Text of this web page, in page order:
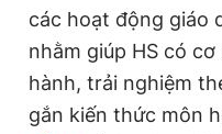
các hoạt động giáo
nhằm giúp HS có
hành, trải nghiệm
gắn kiến thức môn